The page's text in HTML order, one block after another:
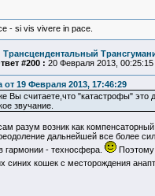
- si vis vivere in pace.
Трансцендентальный
#200 : 20 Февраля 2013, 00:25:15
от 19 Февраля 2013, 17:46:29
Вы считаете,что "катастрофы" это
звучание.
разум возник как
дальнейшей все более
гармонии - техносфера.
Поэтому
синих кошек с месторождения